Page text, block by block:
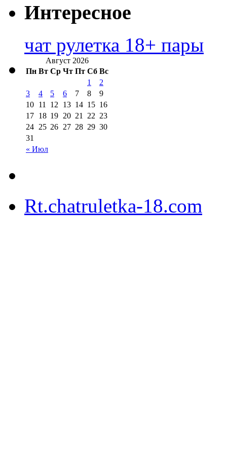
Интересное
чат рулетка 18+ пары
Август 2026
Пн Вт Ср Чт Пт Сб Вс
« Июл
1
2
3
4 5 6 7 8
9
10 11 12 13 14 15 16
17 18 19 20 21 22 23
24 25 26 27 28 29 30
31
Rt.chatruletka-18.com